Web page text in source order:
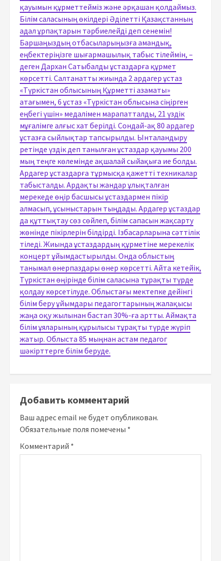
қауымын құрметтейміз және әрқашан қолдаймыз.
Білім саласының өкілдері Әділетті Қазақстанның
адал ұрпақтарын тәрбиелейді деп сенемін!
Баршаңыздың отбасыларыңызға амандық,
еңбектеріңізге шығармашылық табыс тілеймін, –
деген Дархан Сатыбалды ұстаздарға құрмет
көрсетті. Салтанатты жиында 2 ардагер ұстаз
«Түркістан облысының Құрметті азаматы»
атағымен, 6 ұстаз «Түркістан облысына сіңірген
еңбегі үшін» медалімен марапатталды, 21 үздік
мұғалімге алғыс хат берілді. Сондай-ақ 80 ардагер
ұстазға сыйлықтар тапсырылды. Ынталандыру
ретінде үздік деп танылған ұстаздар қауымы 200
мың теңге көлемінде ақшалай сыйақыға ие болды.
Ардагер ұстаздарға тұрмысқа қажетті техникалар
табысталды. Ардақты жандар ұлықталған
мерекеде өңір басшысы ұстаздармен пікір
алмасып, ұсыныстарын тыңдады. Ардагер ұстаздар
да құттықтау сөз сөйлеп, білім сапасын жақсарту
жөнінде пікірлерін білдірді. Ізбасарларына сәттілік
тіледі. Жиында ұстаздардың құрметіне мерекелік
концерт ұйымдастырылды. Онда облыстың
танымал өнерпаздары өнер көрсетті. Айта кетейік,
Түркістан өңірінде білім саласына тұрақты түрде
қолдау көрсетілуде. Облыстағы мектепке дейінгі
білім беру ұйымдары педагогтарының жалақысы
жаңа оқу жылынан бастап 30%-ға артты. Аймақта
білім ұяларының құрылысы тұрақты түрде жүріп
жатыр. Облыста 85 мыңнан астам педагог
шәкірттерге білім беруде.
Добавить комментарий
Ваш адрес email не будет опубликован.
Обязательные поля помечены *
Комментарий *